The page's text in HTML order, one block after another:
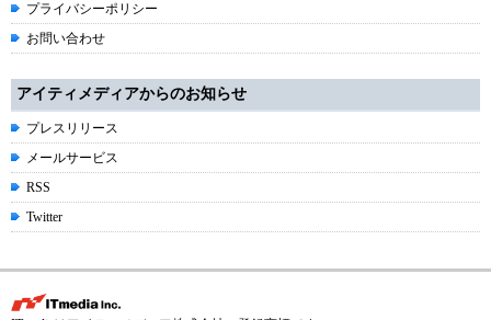
プライバシーポリシー
お問い合わせ
アイティメディアからのお知らせ
プレスリリース
メールサービス
RSS
Twitter